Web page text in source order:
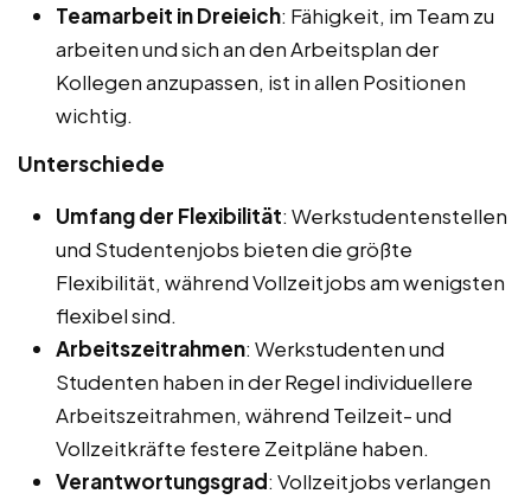
Teamarbeit in Dreieich: Fähigkeit, im Team zu
arbeiten und sich an den Arbeitsplan der
Kollegen anzupassen, ist in allen Positionen
wichtig.
Unterschiede
Umfang der Flexibilität: Werkstudentenstellen
und Studentenjobs bieten die größte
Flexibilität, während Vollzeitjobs am wenigsten
flexibel sind.
Arbeitszeitrahmen: Werkstudenten und
Studenten haben in der Regel individuellere
Arbeitszeitrahmen, während Teilzeit- und
Vollzeitkräfte festere Zeitpläne haben.
Verantwortungsgrad: Vollzeitjobs verlangen